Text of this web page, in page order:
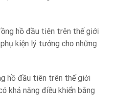
hồ đầu tiên trên thế giới
kiện lý tưởng cho những
hồ đầu tiên trên thế giới
khả năng điều khiển bằng